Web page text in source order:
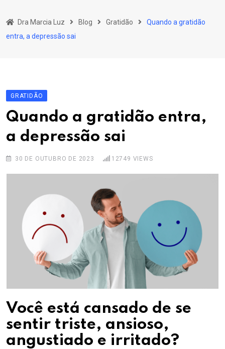
to
content
Dra Marcia Luz Blog Gratidão
Quando a gratidão
entra, a depressão sai
GRATIDÃO
Quando a gratidão entra,
a depressão sai
30 DE OUTUBRO DE 2023 12749 VIEWS
Você está cansado de se
sentir triste, ansioso,
angustiado e irritado?